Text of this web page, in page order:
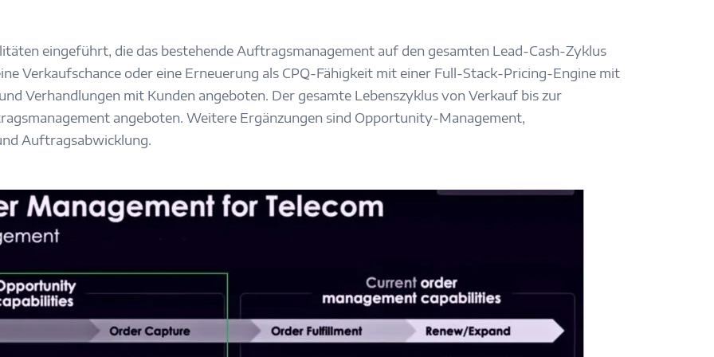
eingeführt, die das bestehende Auftragsmanagement auf den gesamten Lead-Cash-Zyklus
Verkaufschance oder eine Erneuerung als CPQ-Fähigkeit mit einer Full-Stack-Pricing-Engine mit
Verhandlungen mit Kunden angeboten. Der gesamte Lebenszyklus von Verkauf bis zur
angeboten. Weitere Ergänzungen sind Opportunity-Management,
Auftragsabwicklung.